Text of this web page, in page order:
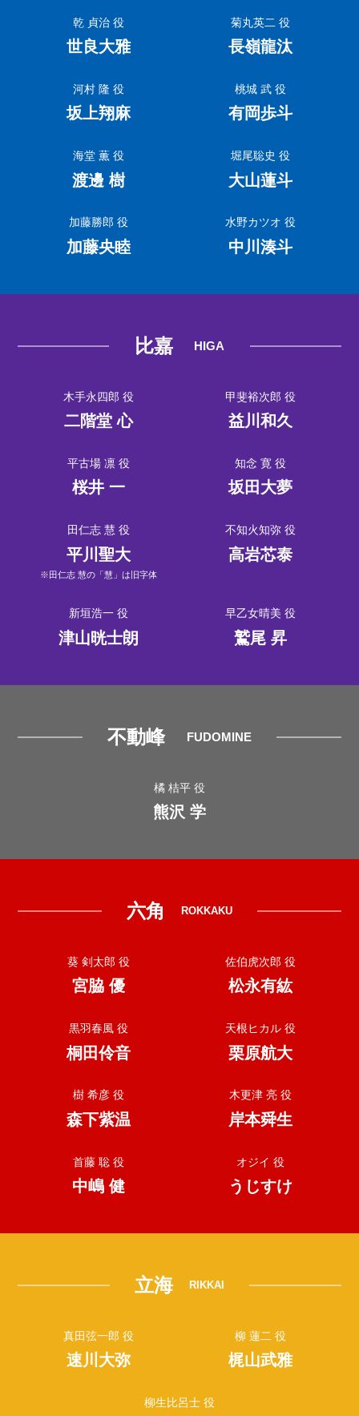
乾 貞治 役
世良大雅
菊丸英二 役
長嶺龍汰
河村 隆 役
坂上翔麻
桃城 武 役
有岡歩斗
海堂 薫 役
渡邊 樹
堀尾聡史 役
大山蓮斗
加藤勝郎 役
加藤央睦
水野カツオ 役
中川湊斗
比嘉 HIGA
木手永四郎 役
二階堂 心
甲斐裕次郎 役
益川和久
平古場 凛 役
桜井 一
知念 寛 役
坂田大夢
田仁志 慧 役
平川聖大
※田仁志 慧の「慧」は旧字体
不知火知弥 役
高岩芯泰
新垣浩一 役
津山晄士朗
早乙女晴美 役
鷲尾 昇
不動峰 FUDOMINE
橘 桔平 役
熊沢 学
六角 ROKKAKU
葵 剣太郎 役
宮脇 優
佐伯虎次郎 役
松永有紘
黒羽春風 役
桐田伶音
天根ヒカル 役
栗原航大
樹 希彦 役
森下紫温
木更津 亮 役
岸本舜生
首藤 聡 役
中嶋 健
オジイ 役
うじすけ
立海 RIKKAI
真田弦一郎 役
速川大弥
柳 蓮二 役
梶山武雅
柳生比呂士 役